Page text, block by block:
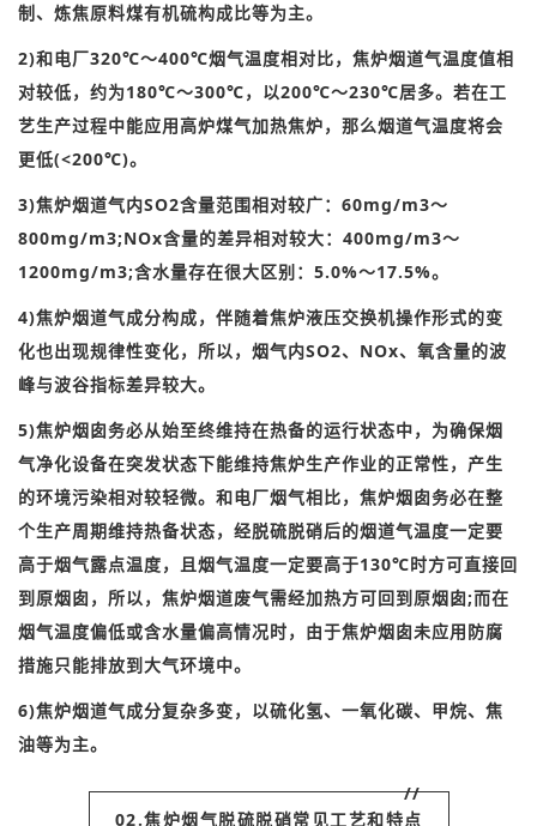
制、炼焦原料煤有机硫构成比等为主。
2)和电厂320℃～400℃烟气温度相对比，焦炉烟道气温度值相
对较低，约为180℃～300℃，以200℃～230℃居多。 若在工
艺生产过程中能应用高炉煤气加热焦炉，那么烟道气温度将会
更低(<200℃)。
3)焦炉烟道气内SO2含量范围相对较广： 60mg/m3～
800mg/m3;NOx含量的差异相对较大： 400mg/m3～
1200mg/m3;含水量存在很大区别： 5.0%～17.5%。
4)焦炉烟道气成分构成，伴随着焦炉液压交换机操作形式的变
化也出现规律性变化，所以，烟气内SO2、NOx、氧含量的波
峰与波谷指标差异较大。
5)焦炉烟囱务必从始至终维持在热备的运行状态中，为确保烟
气净化设备在突发状态下能维持焦炉生产作业的正常性，产生
的环境污染相对较轻微。 和电厂烟气相比，焦炉烟囱务必在整
个生产周期维持热备状态，经脱硫脱硝后的烟道气温度一定要
高于烟气露点温度，且烟气温度一定要高于130℃时方可直接回
到原烟囱，所以，焦炉烟道废气需经加热方可回到原烟囱;而在
烟气温度偏低或含水量偏高情况时，由于焦炉烟囱未应用防腐
措施只能排放到大气环境中。
6)焦炉烟道气成分复杂多变，以硫化氢、一氧化碳、甲烷、焦
油等为主。
//
02.焦炉烟气脱硫脱硝常见工艺和特点